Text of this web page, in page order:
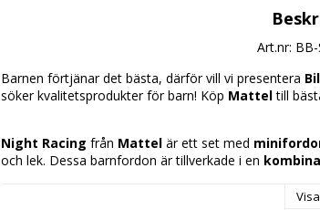
Art.nr:
Barnen förtjänar det bästa, därför vill vi presentera
söker kvalitetsprodukter för barn! Köp Mattel till
Night Racing från Mattel är ett set med
och lek. Dessa barnfordon är tillverkade i en
för produkten. Deras särskiljande egenskap är att de